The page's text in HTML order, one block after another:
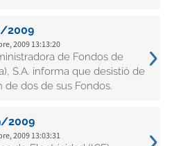
2009
2009 13:13:20
de Fondos de
S.A. informa que desistió de
dos de sus Fondos.
2009
2009 13:03:31